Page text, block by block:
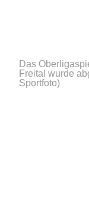
Das
Freital wurde
Sportfoto)